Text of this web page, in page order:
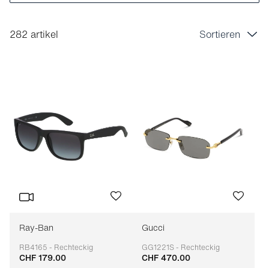
282 artikel
Sortieren
Filtern nach Marke
(A-Z)
Ray-Ban
RB4165 - Rechteckig
Anpassbar
CHF 179.00
Gucci
GG1221S - Rechteckig
Anpassbar
CHF 470.00